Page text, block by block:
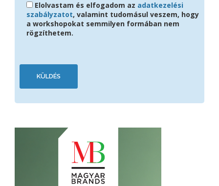
Elolvastam és elfogadom az adatkezelési
szabályzatot, valamint tudomásul veszem, hogy
a workshopokat semmilyen formában nem
rögzíthetem.
leave
empty.